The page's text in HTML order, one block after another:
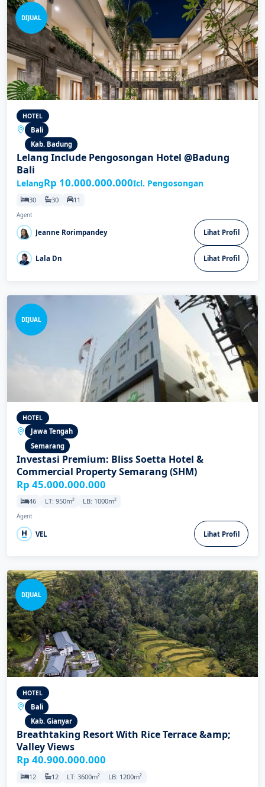
DIJUAL
HOTEL
Bali
Kab. Badung
Lelang Include Pengosongan Hotel @Badung
Bali
LelangRp 10.000.000.000Icl. Pengosongan
30 30 11
Agent
Jeanne Rorimpandey Lihat Profil
Lala Dn Lihat Profil
DIJUAL
HOTEL
Jawa Tengah
Semarang
Investasi Premium: Bliss Soetta Hotel &
Commercial Property Semarang (SHM)
Rp 45.000.000.000
46 LT: 950m² LB: 1000m²
Agent
VEL Lihat Profil
DIJUAL
HOTEL
Bali
Kab. Gianyar
Breathtaking Resort With Rice Terrace &amp;
Valley Views
Rp 40.900.000.000
12 12 LT: 3600m² LB: 1200m²